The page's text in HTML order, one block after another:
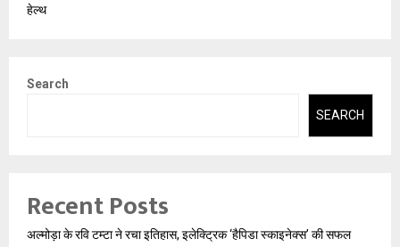
हेल्थ
Search
SEARCH
Recent Posts
अल्मोड़ा के रवि टम्टा ने रचा इतिहास, इलेक्ट्रिक ‘हैपिडा स्काइनेक्स’ की सफल